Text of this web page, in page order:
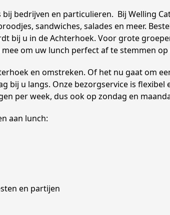
bedrijven en particulieren. Bij Welling
sandwiches, salades en meer.
bij u in de Achterhoek. Voor grote
om uw lunch perfect af te stemmen
en omstreken. Of het nu gaat om
bij u langs. Onze bezorgservice is
per week, dus ook op zondag en
aan lunch:
en partijen